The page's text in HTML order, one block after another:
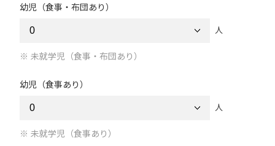
幼児（食事・布団あり）
人
未就学児（食事・布団あり）
幼児（食事あり）
人
未就学児（食事あり）